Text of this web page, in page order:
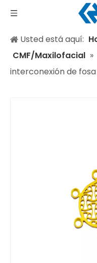
Usted está aquí:
CMF/Maxilofacial »
interconexión de